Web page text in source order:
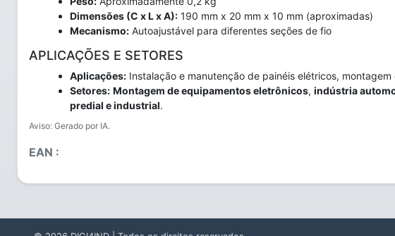
Dimensões (C x L x A): 190 mm x 20 mm x 10 mm (aproximadas)
Mecanismo: Autoajustável para diferentes seções de fio
APLICAÇÕES E SETORES
Aplicações: Instalação e manutenção de painéis elétricos,
Setores: Montagem de equipamentos eletrônicos, indústria
predial e industrial.
Aviso: Gerado por IA.
EAN :